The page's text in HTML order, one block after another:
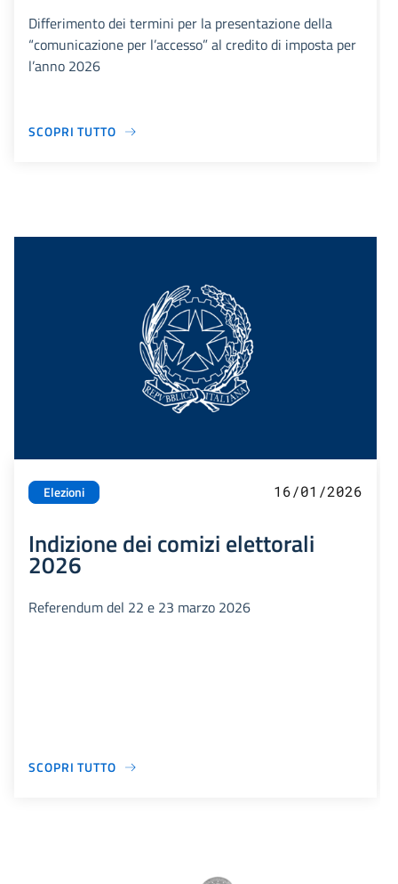
Differimento dei termini per la presentazione della
“comunicazione per l’accesso” al credito di imposta per
l’anno 2026
SCOPRI TUTTO
Elezioni 16/01/2026
Indizione dei comizi elettorali
2026
Referendum del 22 e 23 marzo 2026
SCOPRI TUTTO